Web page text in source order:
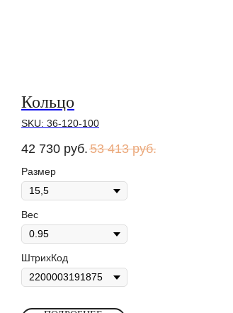
Кольцо
SKU: 36-120-100
42 730 руб. 53 413 руб.
Размер
Вес
ШтрихКод